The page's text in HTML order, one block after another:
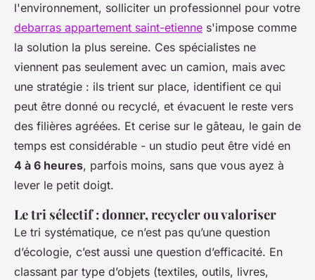
l'environnement, solliciter un professionnel pour votre
debarras appartement saint-etienne s'impose comme
la solution la plus sereine. Ces spécialistes ne
viennent pas seulement avec un camion, mais avec
une stratégie : ils trient sur place, identifient ce qui
peut être donné ou recyclé, et évacuent le reste vers
des filières agréées. Et cerise sur le gâteau, le gain de
temps est considérable - un studio peut être vidé en
4 à 6 heures, parfois moins, sans que vous ayez à
lever le petit doigt.
Le tri sélectif : donner, recycler ou valoriser
Le tri systématique, ce n’est pas qu’une question
d’écologie, c’est aussi une question d’efficacité. En
classant par type d’objets (textiles, outils, livres,